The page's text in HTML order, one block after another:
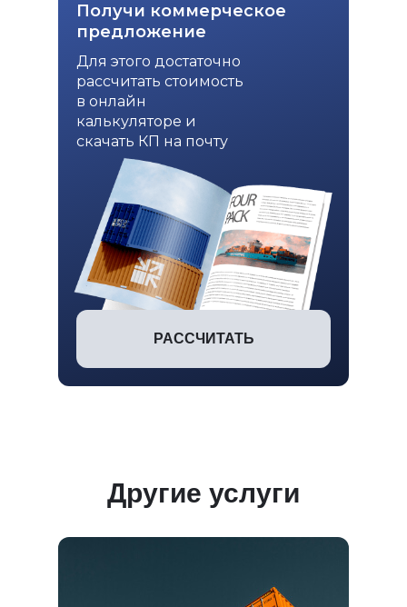
Получи коммерческое
предложение
Для этого достаточно
рассчитать стоимость
в онлайн
калькуляторе и
скачать КП на почту
РАССЧИТАТЬ
Другие услуги